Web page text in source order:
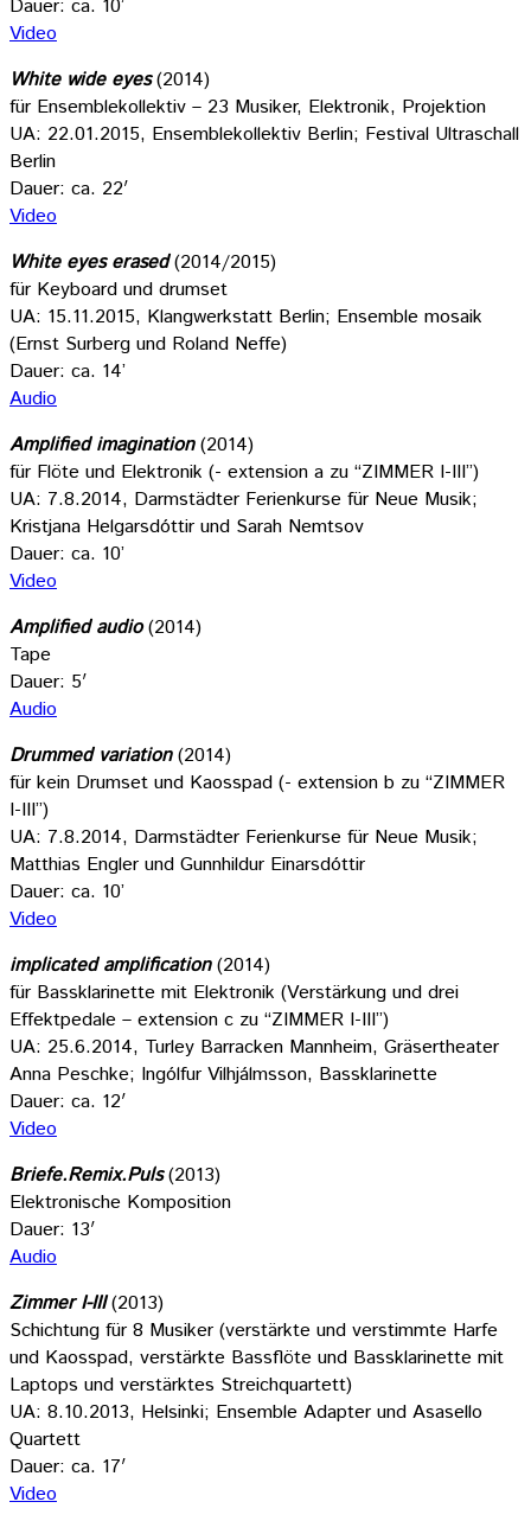
Dauer: ca. 10’
Video
White wide eyes(2014)
für Ensemblekollektiv – 23 Musiker, Elektronik, Projektion
UA: 22.01.2015, Ensemblekollektiv Berlin; Festival Ultraschall
Berlin
Dauer: ca. 22′
Video
White eyes erased(2014/2015)
für Keyboard und drumset
UA: 15.11.2015, Klangwerkstatt Berlin; Ensemble mosaik
(Ernst Surberg und Roland Neffe)
Dauer: ca. 14’
Audio
Amplified imagination(2014)
für Flöte und Elektronik (- extension a zu “ZIMMER I-III”)
UA: 7.8.2014, Darmstädter Ferienkurse für Neue Musik;
Kristjana Helgarsdóttir und Sarah Nemtsov
Dauer: ca. 10’
Video
Amplified audio(2014)
Tape
Dauer: 5′
Audio
Drummed variation(2014)
für kein Drumset und Kaosspad (- extension b zu “ZIMMER
I-III”)
UA: 7.8.2014, Darmstädter Ferienkurse für Neue Musik;
Matthias Engler und Gunnhildur Einarsdóttir
Dauer: ca. 10’
Video
implicated amplification (2014)
für Bassklarinette mit Elektronik (Verstärkung und drei
Effektpedale – extension c zu “ZIMMER I-III”)
UA: 25.6.2014, Turley Barracken Mannheim, Gräsertheater
Anna Peschke; Ingólfur Vilhjálmsson, Bassklarinette
Dauer: ca. 12′
Video
Briefe.Remix.Puls(2013)
Elektronische Komposition
Dauer: 13′
Audio
Zimmer I-III(2013)
Schichtung für 8 Musiker (verstärkte und verstimmte Harfe
und Kaosspad, verstärkte Bassflöte und Bassklarinette mit
Laptops und verstärktes Streichquartett)
UA: 8.10.2013, Helsinki; Ensemble Adapter und Asasello
Quartett
Dauer: ca. 17′
Video